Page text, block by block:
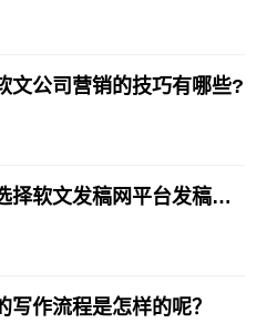
文公司营销的技巧有哪些?
软文宣传推广什么意思选择软文发稿网平台发稿都有哪些优势?
作流程是怎样的呢？